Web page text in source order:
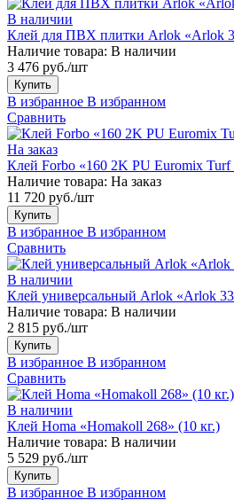
В наличии
Клей для ПВХ плитки Arlok «Arlok
Наличие товара: В наличии
3 476 руб./шт
Купить
В избранное В избранном
Сравнить
На заказ
Клей Forbo «160 2K PU Euromix Turf
Наличие товара: На заказ
11 720 руб./шт
Купить
В избранное В избранном
Сравнить
В наличии
Клей универсальный Arlok «Arlok
Наличие товара: В наличии
2 815 руб./шт
Купить
В избранное В избранном
Сравнить
В наличии
Клей Homa «Homakoll 268» (10 кг.)
Наличие товара: В наличии
5 529 руб./шт
Купить
В избранное В избранном